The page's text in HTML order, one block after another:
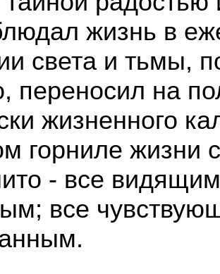
жизнь в
света и тьмы,
переносил на
жизненного
горниле жизни
- все
все